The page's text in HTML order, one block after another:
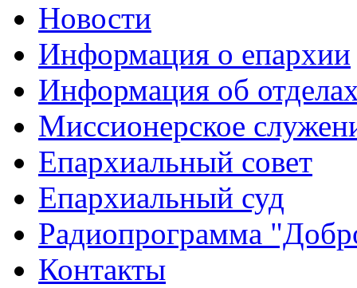
Новости
Информация о епархии
Информация об
Миссионерское
Епархиальный совет
Епархиальный суд
Радиопрограмма
Контакты